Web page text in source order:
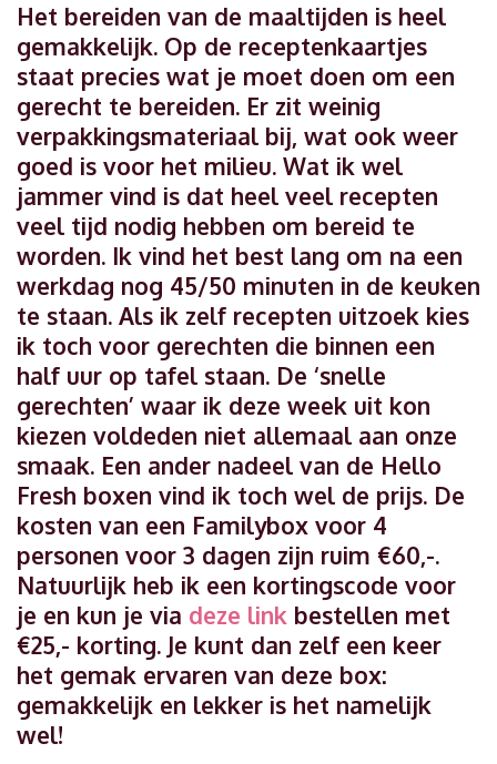
Het bereiden van de maaltijden is heel
gemakkelijk. Op de receptenkaartjes
staat precies wat je moet doen om een
gerecht te bereiden. Er zit weinig
verpakkingsmateriaal bij, wat ook weer
goed is voor het milieu. Wat ik wel
jammer vind is dat heel veel recepten
veel tijd nodig hebben om bereid te
worden. Ik vind het best lang om na een
werkdag nog 45/50 minuten in de keuken
te staan. Als ik zelf recepten uitzoek kies
ik toch voor gerechten die binnen een
half uur op tafel staan. De ‘snelle
gerechten’ waar ik deze week uit kon
kiezen voldeden niet allemaal aan onze
smaak. Een ander nadeel van de Hello
Fresh boxen vind ik toch wel de prijs. De
kosten van een Familybox voor 4
personen voor 3 dagen zijn ruim €60,-.
Natuurlijk heb ik een kortingscode voor
je en kun je via deze link bestellen met
€25,- korting. Je kunt dan zelf een keer
het gemak ervaren van deze box:
gemakkelijk en lekker is het namelijk
wel!